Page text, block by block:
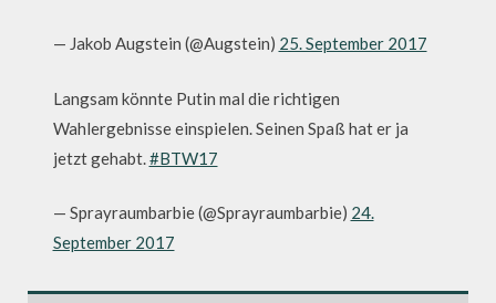
— Jakob Augstein (@Augstein) 25. September 2017
Langsam könnte Putin mal die richtigen
Wahlergebnisse einspielen. Seinen Spaß hat er ja
jetzt gehabt.#BTW17
— Sprayraumbarbie (@Sprayraumbarbie) 24.
September 2017